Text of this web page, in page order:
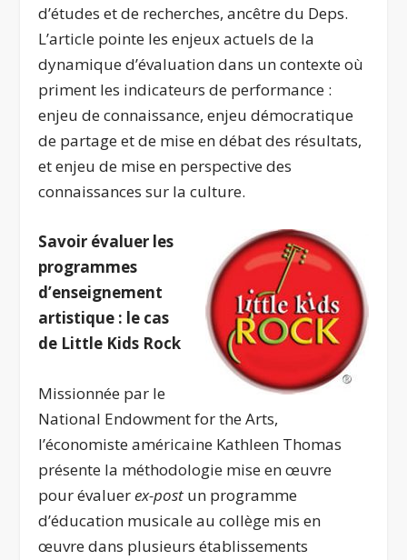
d’études et de recherches, ancêtre du Deps.
L’article pointe les enjeux actuels de la
dynamique d’évaluation dans un contexte où
priment les indicateurs de performance :
enjeu de connaissance, enjeu démocratique
de partage et de mise en débat des résultats,
et enjeu de mise en perspective des
connaissances sur la culture.
Savoir évaluer les
programmes
d’enseignement
artistique : le cas
de Little Kids Rock
Missionnée par le
National Endowment for the Arts,
l’économiste américaine Kathleen Thomas
présente la méthodologie mise en œuvre
pour évaluerex-post un programme
d’éducation musicale au collège mis en
œuvre dans plusieurs établissements